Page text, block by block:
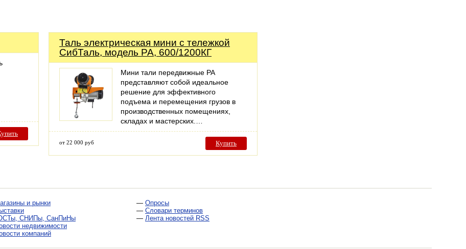
Таль электрическая мини с тележкой
СибТаль, модель PA, 600/1200КГ
Мини тали передвижные РА
представляют собой идеальное
решение для эффективного
подъема и перемещения грузов в
производственных помещениях,
складах и мастерских.…
от 22 000 руб Купить
и рынки
СНИПы, СанПиНы
недвижимости
компаний
— Опросы
— Словари терминов
— Лента новостей RSS